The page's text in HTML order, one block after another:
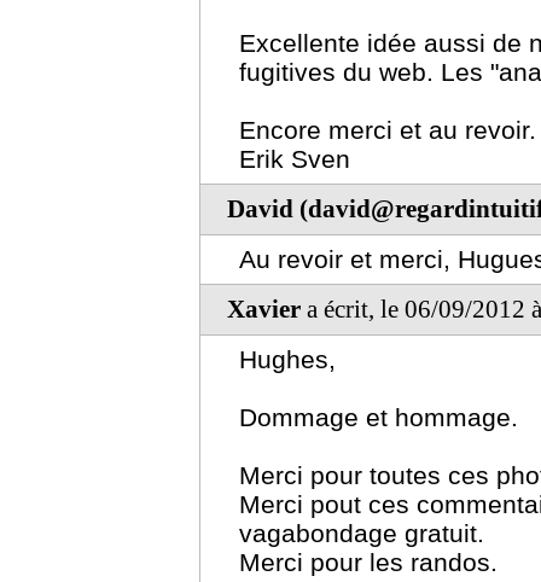
Excellente idée aussi de
fugitives du web. Les
Encore merci et au revoir.
Erik Sven
David
Au revoir et merci,
Xavier a écrit, le 06/09/2012
Hughes,
Dommage et hommage.
Merci pour toutes ces
Merci pout ces
vagabondage gratuit.
Merci pour les randos.